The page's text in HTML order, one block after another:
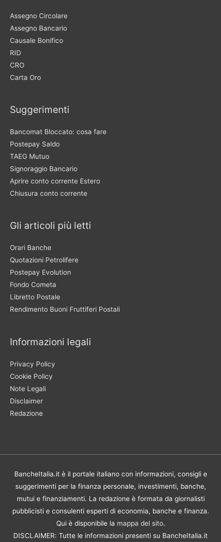
Assegno Circolare
Assegno Bancario
Causale Bonifico
RID
CRO
Carta Oro
Suggerimenti
Bancomat Bloccato: cosa fare
Postepay Saldo
TAEG Mutuo
Signoraggio Bancario
Aprire conto corrente Estero
Chiusura conto corrente
Gli articoli più letti
Orari Banche
Quotazioni Petrolifere
Postepay Evolution
Fondo Cometa
Libretto Postale
Rendimento Buoni Fruttiferi Postali
Informazioni legali
Privacy Policy
Cookie Policy
Note Legali
Disclaimer
Redazione
BancheItalia.it è il portale italiano con informazioni, consigli e
suggerimenti per la finanza personale, investimenti, banche,
mutui e finanziamenti. La redazione è formata da giornalisti
pubblicisti e consulenti esperti di economia, banche e finanza.
Qui è disponibile la mappa del sito.
DISCLAIMER: Tutte le informazioni presenti su BancheItalia.it